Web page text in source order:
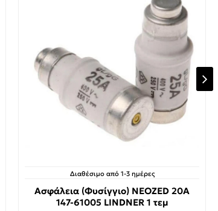
Διαθέσιμο από 1-3 ημέρες
Ασφάλεια (Φυσίγγιο) NEOZED 20A
147-61005 LINDNER 1 τεμ